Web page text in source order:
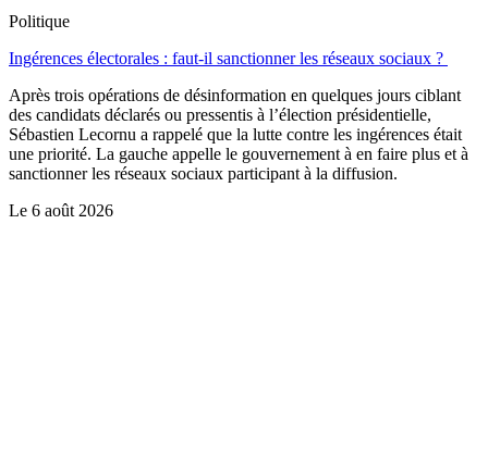
Politique
Ingérences électorales : faut-il sanctionner les réseaux sociaux ?
Après trois opérations de désinformation en quelques jours ciblant
des candidats déclarés ou pressentis à l’élection présidentielle,
Sébastien Lecornu a rappelé que la lutte contre les ingérences était
une priorité. La gauche appelle le gouvernement à en faire plus et à
sanctionner les réseaux sociaux participant à la diffusion.
Le 6 août 2026